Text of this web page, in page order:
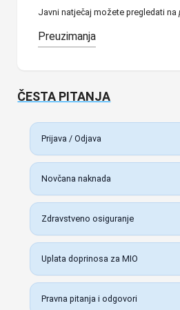
Javni natječaj možete pregledati na
Preuzimanja
ČESTA PITANJA
Prijava / Odjava
Novčana naknada
Zdravstveno osiguranje
Uplata doprinosa za MIO
Pravna pitanja i odgovori